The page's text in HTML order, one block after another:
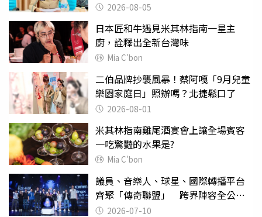
2026-08-05
日本匠和牛遇見米其林指南一星主
廚，詮釋出全新台灣味
Mia C'bon
二伯品牌抄襲風暴！蔡阿嘎「9月兒童
樂園家庭日」照辦嗎？北捷鬆口了
2026-08-01
米其林指南雞尾酒宴會上讓全場賓客
一吃驚豔的水果是?
Mia C'bon
議員、音樂人、球星、國際轉播平台
齊聚「傳奇聯盟」 跨界陣容全公
開 劍指亞洲新傳奇聯賽
2026-07-10